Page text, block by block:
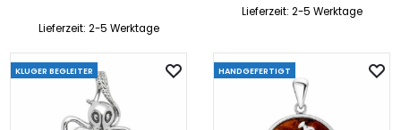
Lieferzeit: 2-5 Werktage
Lieferzeit: 2-5 Werktage
KLUGER BEGLEITER HANDGEFERTIGT